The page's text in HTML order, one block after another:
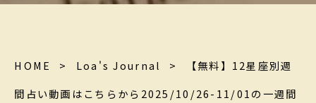
HOME > Loa's Journal >
【無料】12星座別週
間占い動画はこちらから2025/10/26-11/01の一週間